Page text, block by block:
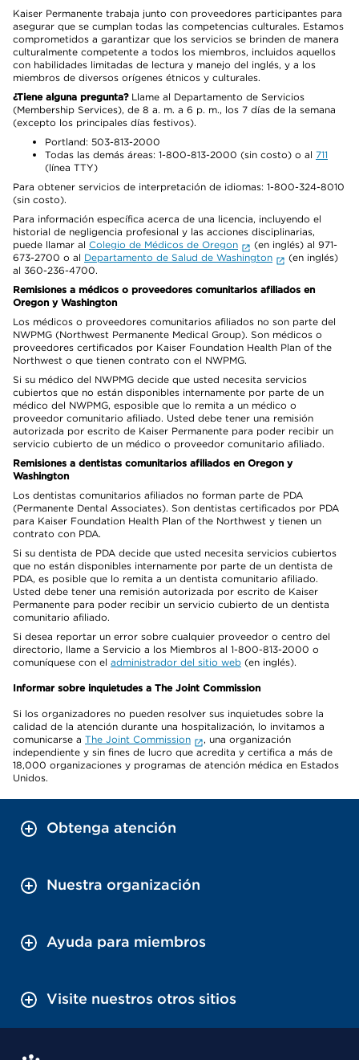
Kaiser Permanente trabaja junto con proveedores participantes para
asegurar que se cumplan todas las competencias culturales. Estamos
comprometidos a garantizar que los servicios se brinden de manera
culturalmente competente a todos los miembros, incluidos aquellos
con habilidades limitadas de lectura y manejo del inglés, y a los
miembros de diversos orígenes étnicos y culturales.
¿Tiene alguna pregunta?Llame al Departamento de Servicios
(Membership Services), de 8 a. m. a 6 p. m., los 7 días de la semana
(excepto los principales días festivos).
Portland: 503-813-2000
Todas las demás áreas: 1-800-813-2000 (sin costo) o al 711
(línea TTY)
Para obtener servicios de interpretación de idiomas: 1-800-324-8010
(sin costo).
Para información específica acerca de una licencia, incluyendo el
historial de negligencia profesional y las acciones disciplinarias,
puede llamar al Colegio de Médicos de Oregon
(en inglés) al 971-
673-2700 o al Departamento de Salud de Washington
(en inglés)
al 360-236-4700.
Remisiones a médicos o proveedores comunitarios afiliados en
Oregon y Washington
Los médicos o proveedores comunitarios afiliados no son parte del
NWPMG (Northwest Permanente Medical Group). Son médicos o
proveedores certificados por Kaiser Foundation Health Plan of the
Northwest o que tienen contrato con el NWPMG.
Si su médico del NWPMG decide que usted necesita servicios
cubiertos que no están disponibles internamente por parte de un
médico del NWPMG, esposible que lo remita a un médico o
proveedor comunitario afiliado. Usted debe tener una remisión
autorizada por escrito de Kaiser Permanente para poder recibir un
servicio cubierto de un médico o proveedor comunitario afiliado.
Remisiones a dentistas comunitarios afiliados en Oregon y
Washington
Los dentistas comunitarios afiliados no forman parte de PDA
(Permanente Dental Associates). Son dentistas certificados por PDA
para Kaiser Foundation Health Plan of the Northwest y tienen un
contrato con PDA.
Si su dentista de PDA decide que usted necesita servicios cubiertos
que no están disponibles internamente por parte de un dentista de
PDA, es posible que lo remita a un dentista comunitario afiliado.
Usted debe tener una remisión autorizada por escrito de Kaiser
Permanente para poder recibir un servicio cubierto de un dentista
comunitario afiliado.
Si desea reportar un error sobre cualquier proveedor o centro del
directorio, llame a Servicio a los Miembros al 1-800-813-2000 o
comuníquese con el administrador del sitio web (en inglés).
Informar sobre inquietudes a The Joint Commission
Si los organizadores no pueden resolver sus inquietudes sobre la
calidad de la atención durante una hospitalización, lo invitamos a
comunicarse a The Joint Commission
, una organización
independiente y sin fines de lucro que acredita y certifica a más de
18,000 organizaciones y programas de atención médica en Estados
Unidos.
Obtenga atención
Nuestra organización
Ayuda para miembros
Visite nuestros otros sitios